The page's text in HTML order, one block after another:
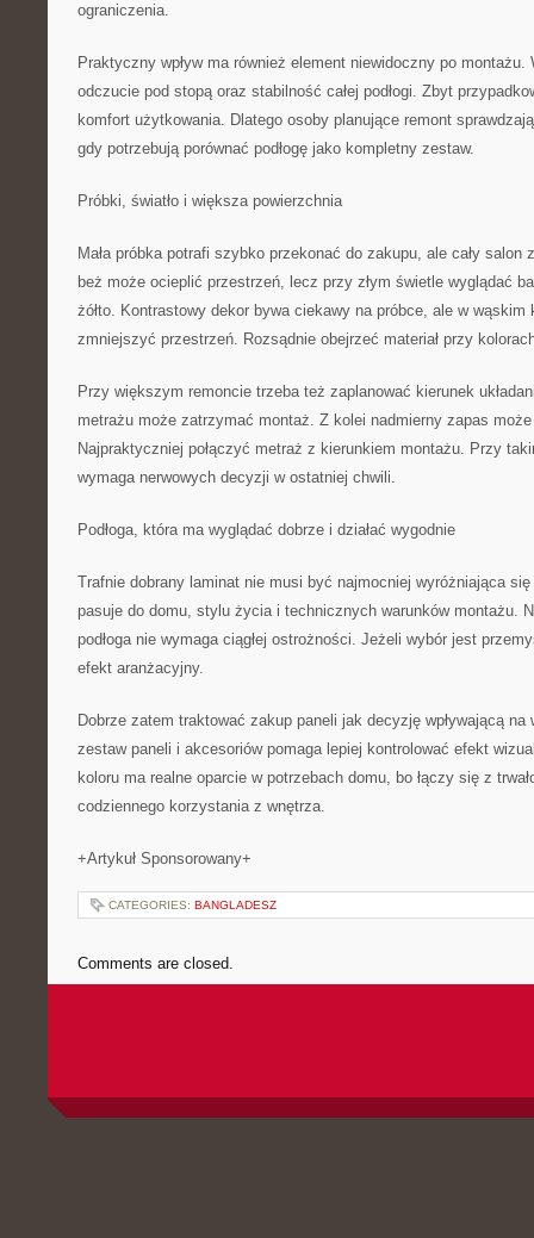
ograniczenia.
Praktyczny wpływ ma również element niewidoczny po montażu.
odczucie pod stopą oraz stabilność całej podłogi. Zbyt
komfort użytkowania. Dlatego osoby planujące remont
gdy potrzebują porównać podłogę jako kompletny zestaw.
Próbki, światło i większa powierzchnia
Mała próbka potrafi szybko przekonać do zakupu, ale cały salon
beż może ocieplić przestrzeń, lecz przy złym świetle wyglądać
żółto. Kontrastowy dekor bywa ciekawy na próbce, ale w
zmniejszyć przestrzeń. Rozsądnie obejrzeć materiał przy
Przy większym remoncie trzeba też zaplanować kierunek
metrażu może zatrzymać montaż. Z kolei nadmierny zapas
Najpraktyczniej połączyć metraż z kierunkiem montażu. Przy
wymaga nerwowych decyzji w ostatniej chwili.
Podłoga, która ma wyglądać dobrze i działać wygodnie
Trafnie dobrany laminat nie musi być najmocniej wyróżniająca
pasuje do domu, stylu życia i technicznych warunków montażu.
podłoga nie wymaga ciągłej ostrożności. Jeżeli wybór jest
efekt aranżacyjny.
Dobrze zatem traktować zakup paneli jak decyzję wpływającą
zestaw paneli i akcesoriów pomaga lepiej kontrolować efekt
koloru ma realne oparcie w potrzebach domu, bo łączy się z
codziennego korzystania z wnętrza.
+Artykuł Sponsorowany+
CATEGORIES: BANGLADESZ
Comments are closed.